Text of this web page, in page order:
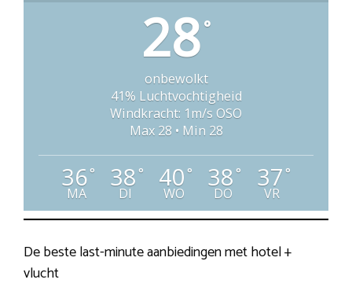
28°
onbewolkt
41% Luchtvochtigheid
Windkracht: 1m/s OSO
Max 28 • Min 28
36°
MA
38°
DI
40°
WO
38°
DO
37°
VR
De beste last-minute aanbiedingen met hotel +
vlucht